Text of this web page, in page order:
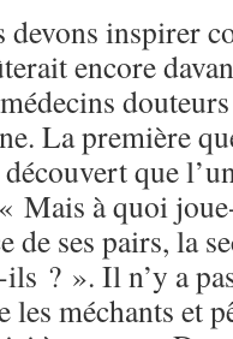
devons inspirer
encore
La première
que
Mais à quoi
de ses pairs, la
? ». Il n’y a
les méchants et